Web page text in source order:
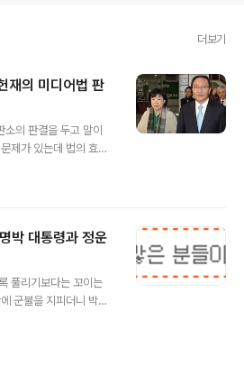
더보기
재의 미디어법 판
의 판결을 두고 말이
제가 있는데 법의 효력
문에 성폭행은 했으되
신당 대표가 항소심 재
럽게 했던 삼성 X파일
일이지 삼성공화국에 대
회찬 전 의원에 대한 재
장은 재판정에 참석조
박 대통령과 정운
풀리기보다는 꼬이는
군불을 지피더니 박근
일 재보궐선거로 자신